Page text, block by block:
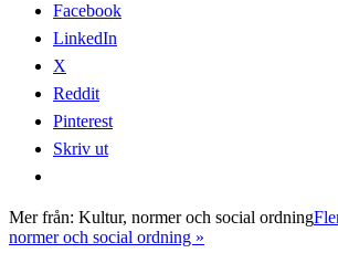
Facebook
LinkedIn
X
Reddit
Pinterest
Skriv ut
Mer från: Kultur, normer och social ordning
normer och social ordning »